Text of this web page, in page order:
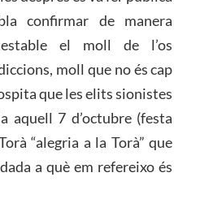
confirmar de manera
el moll de l’os
moll que no és cap
que les elits sionistes
aquell 7 d’octubre (festa
“alegria a la Torà” que
a què em refereixo és